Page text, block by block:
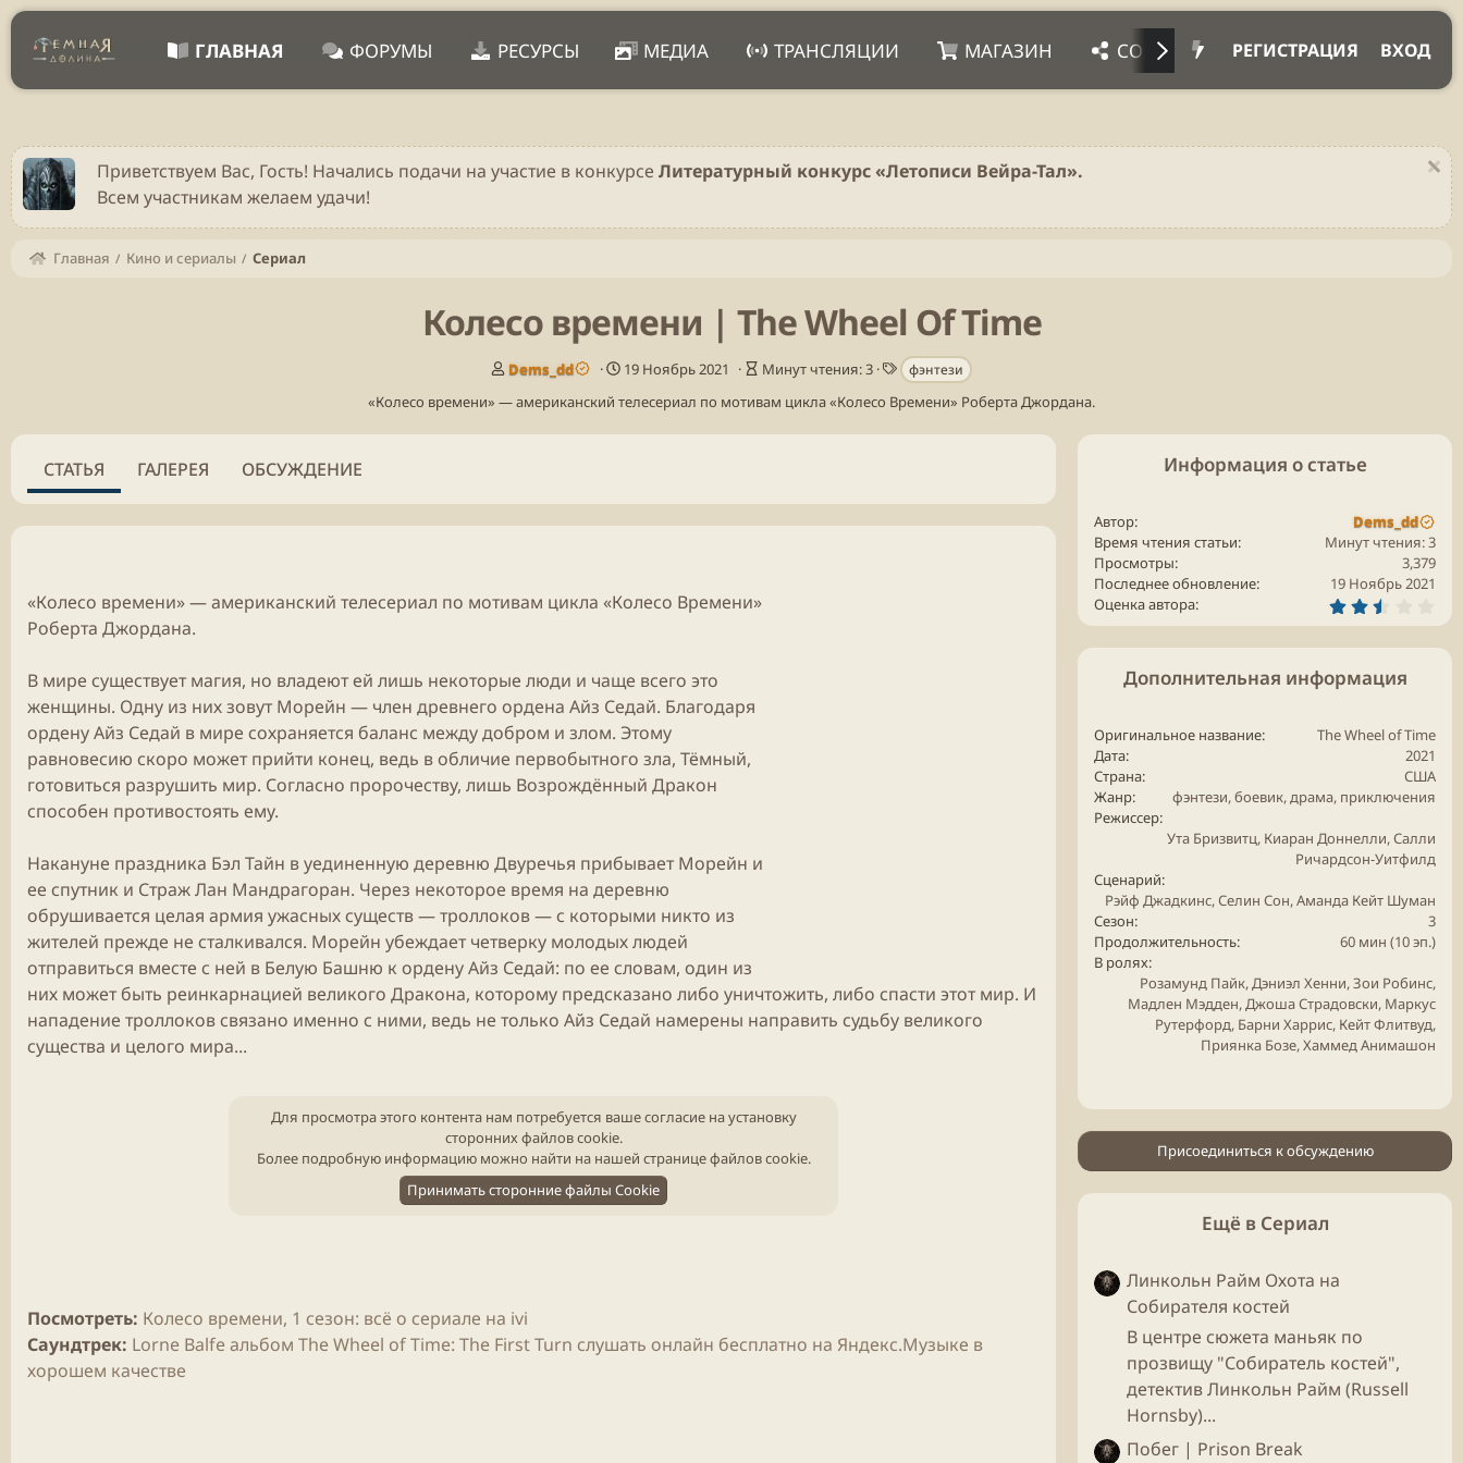
ГЛАВНАЯ ФОРУМЫ РЕСУРСЫ МЕДИА ТРАНСЛЯЦИИ МАГАЗИН СОЦ. СЕТИ ПРОЧЕЕ ВХОД
РЕГИСТРАЦИЯ
Приветствуем Вас, Гость! Начались подачи на участие в конкурсе Литературный конкурс «Летописи Вейра-Тал».
Всем участникам желаем удачи!
Главная Кино и сериалы Сериал
Колесо времени | The Wheel Of Time
А
т
Dems_dd
Д
т
л
и
и
19 Ноябрь 2021
В
е
е
н
Минут чтения: 3
Т
е
г
фэнтези
«Колесо времени» — американский телесериал по мотивам цикла «Колесо Времени» Роберта Джордана.
СТАТЬЯ ГАЛЕРЕЯ ОБСУЖДЕНИЕ
«Колесо времени» — американский телесериал по мотивам цикла «Колесо Времени»
Роберта Джордана.
В мире существует магия, но владеют ей лишь некоторые люди и чаще всего это
женщины. Одну из них зовут Морейн — член древнего ордена Айз Седай. Благодаря
ордену Айз Седай в мире сохраняется баланс между добром и злом. Этому
равновесию скоро может прийти конец, ведь в обличие первобытного зла, Тёмный,
готовиться разрушить мир. Согласно пророчеству, лишь Возрождённый Дракон
способен противостоять ему.
Накануне праздника Бэл Тайн в уединенную деревню Двуречья прибывает Морейн и
ее спутник и Страж Лан Мандрагоран. Через некоторое время на деревню
обрушивается целая армия ужасных существ — троллоков — с которыми никто из
жителей прежде не сталкивался. Морейн убеждает четверку молодых людей
отправиться вместе с ней в Белую Башню к ордену Айз Седай: по ее словам, один из
них может быть реинкарнацией великого Дракона, которому предсказано либо уничтожить, либо спасти этот мир. И
нападение троллоков связано именно с ними, ведь не только Айз Седай намерены направить судьбу великого
существа и целого мира...
Для просмотра этого контента нам потребуется ваше согласие на установку
сторонних файлов cookie.
Более подробную информацию можно найти на нашей странице файлов cookie.
Принимать сторонние файлы Cookie
Посмотреть: Колесо времени, 1 сезон: всё о сериале на ivi
Саундтрек: Lorne Balfe альбом The Wheel of Time: The First Turn слушать онлайн бесплатно на Яндекс.Музыке в
хорошем качестве
Информация о статье
Автор
Dems_dd
Время чтения статьи
Минут чтения: 3
Просмотры
3,379
Последнее обновление
19 Ноябрь 2021
Оценка автора
5
Дополнительная информация
Оригинальное название
The Wheel of Time
Дата
2021
Страна
США
Жанр
фэнтези,боевик,драма, приключения
Режиссер
Ута Бризвитц, Киаран Доннелли, Салли
Ричардсон-Уитфилд
Сценарий
Рэйф Джадкинс, Селин Сон, Аманда Кейт Шуман
Сезон
3
Продолжительность
60 мин (10 эп.)
В ролях
Розамунд Пайк, Дэниэл Хенни, Зои Робинс,
Мадлен Мэдден, Джоша Страдовски, Маркус
Рутерфорд, Барни Харрис, Кейт Флитвуд,
Приянка Бозе, Хаммед Анимашон
Присоединиться к обсуждению
Ещё в Сериал
Линкольн Райм Охота на
Собирателя костей
В центре сюжета маньяк по
прозвищу "Собиратель костей",
детектив Линкольн Райм (Russell
Hornsby)...
Побег | Prison Break